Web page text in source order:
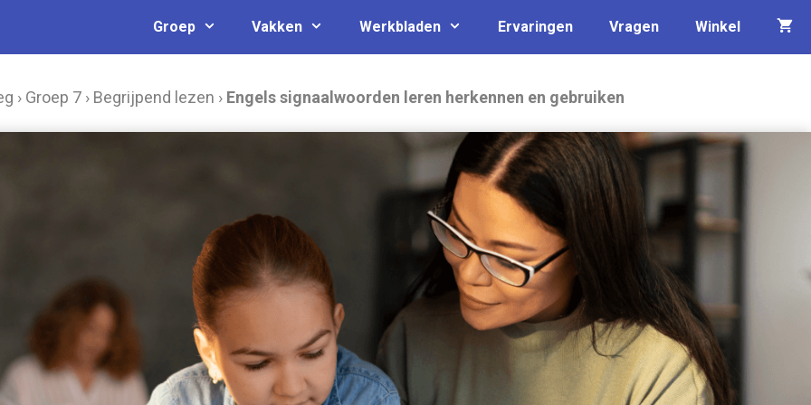
Groep Vakken Werkbladen Ervaringen Vragen Winkel
› Groep 7 › Begrijpend lezen › Engels signaalwoorden leren herkennen en gebruiken